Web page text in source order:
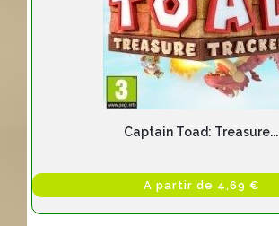
Captain Toad: Treasure...
A partir de 4,69 €